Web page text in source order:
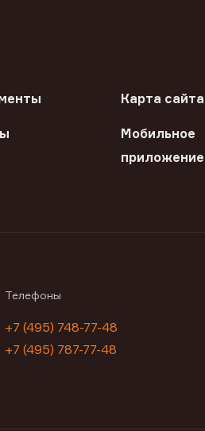
Карта сайта
Мобильное
приложение
Телефоны
+7 (495) 748-77-48
+7 (495) 787-77-48